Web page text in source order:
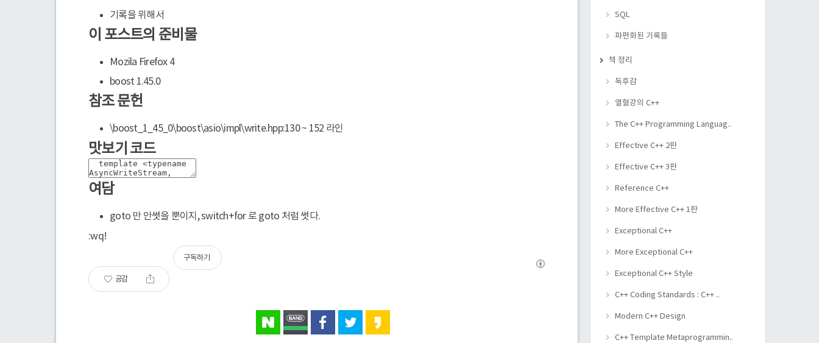
기록을 위해서
이 포스트의 준비물
Mozila Firefox 4
boost 1.45.0
참조 문헌
\boost_1_45_0\boost\asio\impl\write.hpp:130 ~ 152 라인
맛보기 코드
여담
goto 만 안썻을 뿐이지, switch+for 로 goto 처럼 썻다.
:wq!
공감
구독하기
SQL
파편화된 기록들
책 정리
독후감
열혈강의 C++
The C++ Programming Languag..
Effective C++ 2판
Effective C++ 3판
Reference C++
More Effective C++ 1판
Exceptional C++
More Exceptional C++
Exceptional C++ Style
C++ Coding Standards : C++ ..
Modern C++ Design
C++ Template Metaprogrammin..